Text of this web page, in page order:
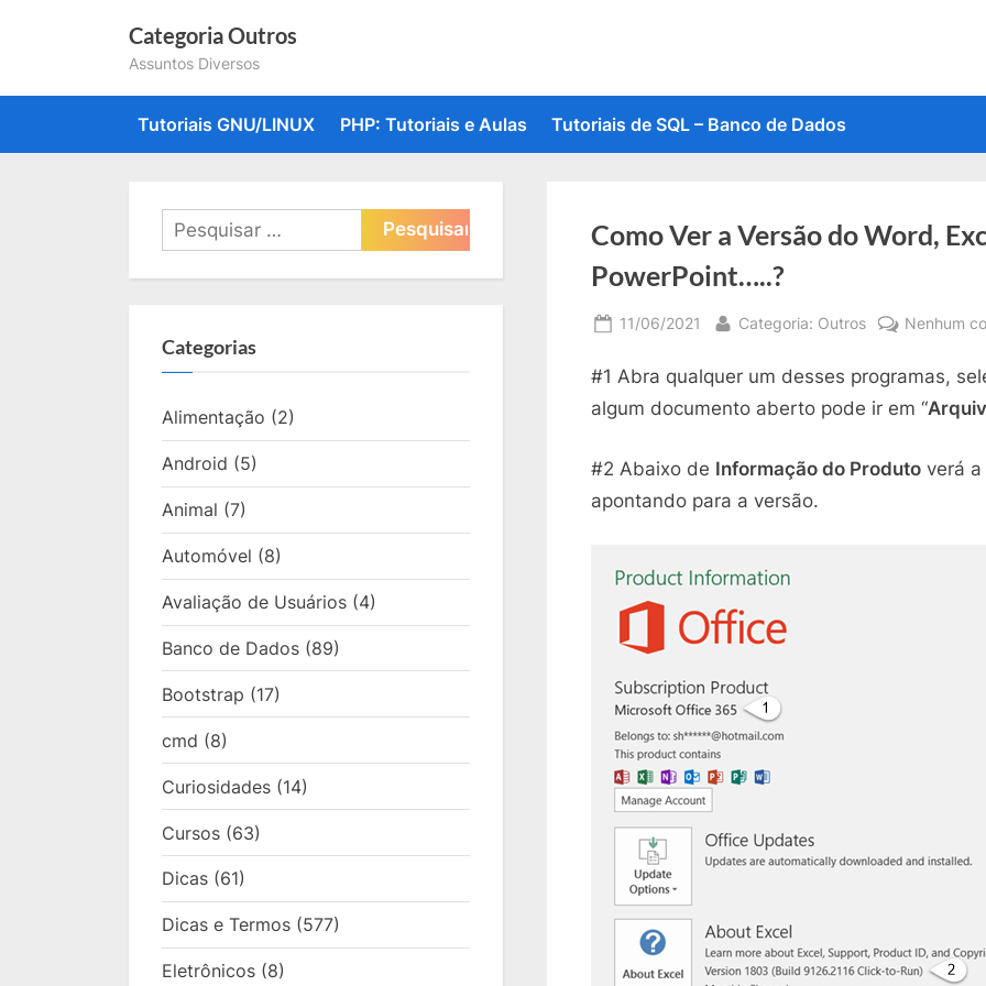
Categoria Outros
Assuntos Diversos
Tutoriais GNU/LINUX PHP: Tutoriais e Aulas Tutoriais de SQL – Banco de Dados
Como Ver a Versão do Word,
PowerPoint…..?
Posted
11/06/2021 By
Categoria: Outros Nenhum
#1 Abra qualquer um desses programas,
algum documento aberto pode ir em “
#2 Abaixo de Informação do Produto verá a
apontando para a versão.
Pesquisar
por:
Categorias
Alimentação (2)
Android (5)
Animal (7)
Automóvel (8)
Avaliação de Usuários (4)
Banco de Dados (89)
Bootstrap (17)
cmd (8)
Curiosidades (14)
Cursos (63)
Dicas (61)
Dicas e Termos (577)
Eletrônicos (8)